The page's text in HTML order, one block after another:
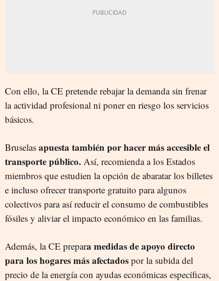
Con ello, la CE pretende rebajar la demanda sin frenar
la actividad profesional ni poner en riesgo los servicios
básicos.
Bruselas apuesta también por hacer más accesible el
transporte público. Así, recomienda a los Estados
miembros que estudien la opción de abaratar los billetes
e incluso ofrecer transporte gratuito para algunos
colectivos para así reducir el consumo de combustibles
fósiles y aliviar el impacto económico en las familias.
Además, la CE prepara medidas de apoyo directo
para los hogares más afectados por la subida del
precio de la energía con ayudas económicas específicas,